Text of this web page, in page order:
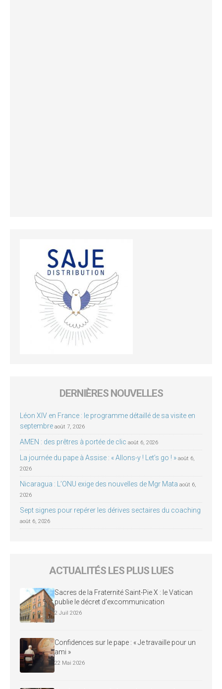
DERNIÈRES NOUVELLES
Léon XIV en France : le programme détaillé de sa visite en
septembre août 7, 2026
AMEN : des prêtres à portée de clic août 6, 2026
La journée du pape à Assise : « Allons-y ! Let’s go ! » août 6,
2026
Nicaragua : L’ONU exige des nouvelles de Mgr Mata août 6,
2026
Sept signes pour repérer les dérives sectaires du coaching
août 6, 2026
ACTUALITÉS LES PLUS LUES
Sacres de la Fraternité Saint-Pie X : le Vatican
publie le décret d’excommunication
2 Juil 2026
Confidences sur le pape : « Je travaille pour un
ami »
22 Mai 2026